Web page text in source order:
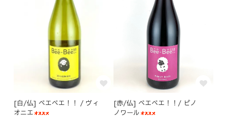
[白/仏] ベエベエ！！ / ヴィ
オニエ
[赤/仏] ベエベエ！！/ ピノ
ノワール